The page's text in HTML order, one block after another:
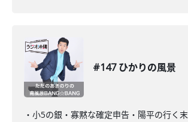
#147 ひかりの風景
・小5の銀・寡黙な確定申告・陽平の行く末